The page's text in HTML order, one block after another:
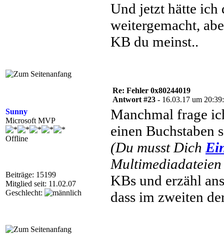
Und jetzt hätte
weitergemacht,
KB du meinst..
Sunny
Microsoft MVP
Offline
Beiträge: 15199
Mitglied seit: 11.02.07
Geschlecht:
Re: Fehler 0x80244019
Antwort #23 - 16.03.17 um
Manchmal frage
einen Buchstaben
(Du musst Dich
KBs und erzähl
dass im zweiten